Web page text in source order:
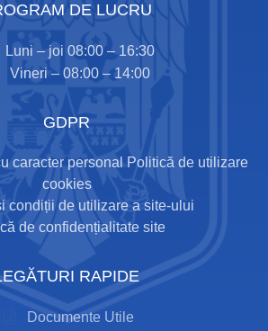
DE LUCRU
Luni – joi 08:00 – 16:30
Vineri – 08:00 – 14:00
GDPR
caracter personal
Politică de utilizare
cookies
condiții de utilizare a site-ului
de confidențialitate site
RAPIDE
Documente Utile